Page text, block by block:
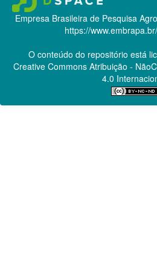
Empresa Brasileira de Pesquisa
https://
O conteúdo do repositório está
Creative CommonsAtribuição -
4.0